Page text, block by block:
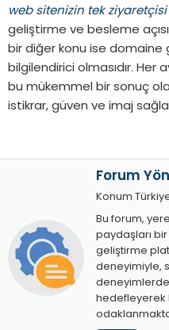
web sitenizin tek ziyaretçisi
geliştirme ve besleme
bir diğer konu ise domaine
bilgilendirici olmasıdır. Her
bu mükemmel bir sonuç
istikrar, güven ve imaj
Y
z
a
r
Forum
Konum
Bu forum,
paydaşları
geliştirme
deneyimiyle,
hedefleyerek